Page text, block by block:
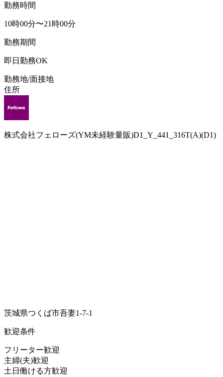
勤務時間
10時00分〜21時00分
勤務期間
即日勤務OK
勤務地/面接地
住所
株式会社フェローズ(YM未経験量販)D1_Y_441_316T(A)(D1)
茨城県つくば市吾妻1-7-1
歓迎条件
フリーター歓迎
主婦(夫)歓迎
土日働ける方歓迎